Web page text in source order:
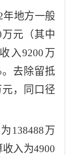
年地方一般
万元（其中
入9200 万
。去除留抵
元，同口径
138488万
收入为4900